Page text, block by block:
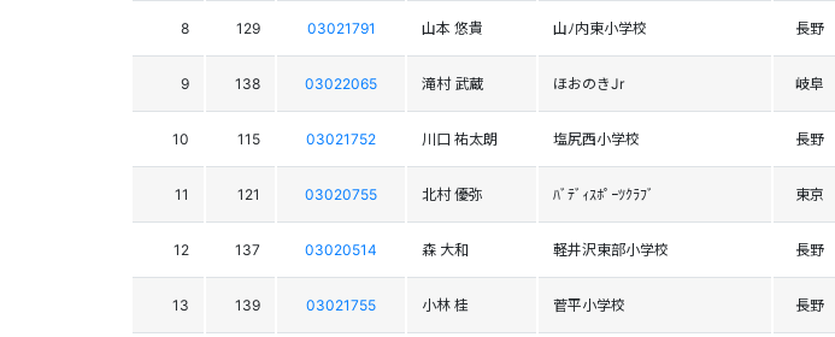
8 129 03021791 山本 悠貴 山ﾉ内東小学校 長野
9 138 03022065 滝村 武蔵 ほおのきJr 岐阜
10 115 03021752 川口 祐太朗 塩尻西小学校 長野
11 121 03020755 北村 優弥 ﾊﾞﾃﾞｨｽﾎﾟｰﾂｸﾗﾌﾞ 東京
12 137 03020514 森 大和 軽井沢東部小学校 長野
13 139 03021755 小林 桂 菅平小学校 長野